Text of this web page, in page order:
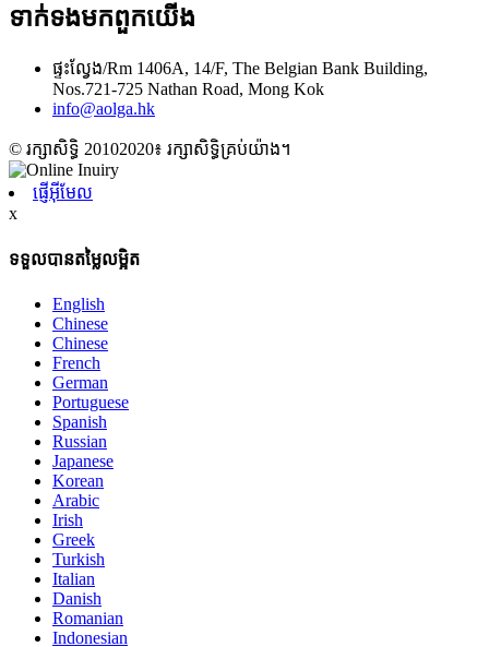
ទាក់ទង​មក​ពួក​យើង
ផ្ទះល្វែង/Rm 1406A, 14/F, The Belgian Bank Building,
Nos.721-725 Nathan Road, Mong Kok
info@aolga.hk
© រក្សាសិទ្ធិ 20102020៖ រក្សាសិទ្ធិគ្រប់យ៉ាង។
ផ្ញើអ៊ីមែល
x
ទទួលបានតម្លៃលម្អិត
English
Chinese
Chinese
French
German
Portuguese
Spanish
Russian
Japanese
Korean
Arabic
Irish
Greek
Turkish
Italian
Danish
Romanian
Indonesian